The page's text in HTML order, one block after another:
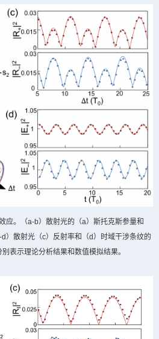
应。（a-b）散射光的（a）斯托克斯参量和
）散射光（c）反射率和（d）时域干涉条纹的
表示理论分析结果和数值模拟结果。